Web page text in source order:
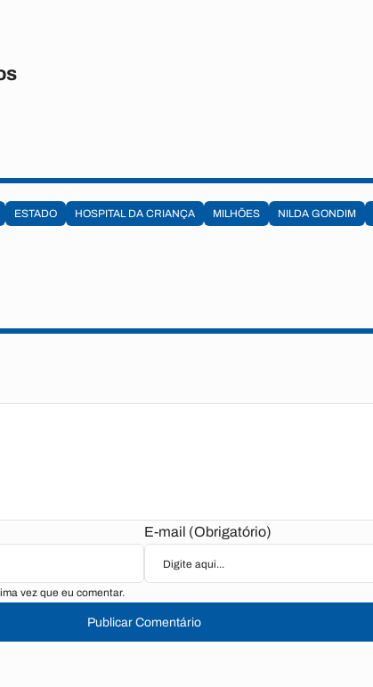
ESTADO HOSPITAL DA CRIANÇA MILHÕES NILDA GONDIM
E-mail (Obrigatório)
vez que eu comentar.
Publicar Comentário